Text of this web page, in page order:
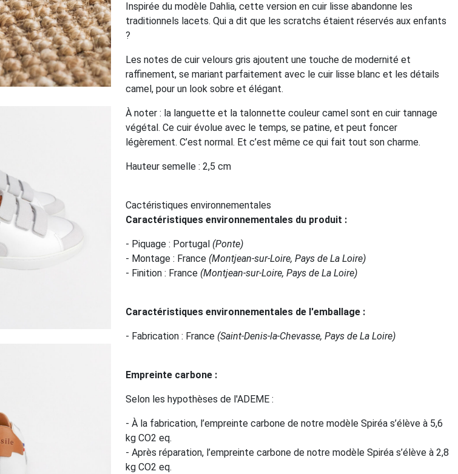
Inspirée du modèle Dahlia, cette version en cuir lisse abandonne les
traditionnels lacets. Qui a dit que les scratchs étaient réservés aux enfants
?
Les notes de cuir velours gris ajoutent une touche de modernité et
raffinement, se mariant parfaitement avec le cuir lisse blanc et les détails
camel, pour un look sobre et élégant.
À noter : la languette et la talonnette couleur camel sont en cuir tannage
végétal. Ce cuir évolue avec le temps, se patine, et peut foncer
légèrement. C’est normal. Et c’est même ce qui fait tout son charme.
Hauteur semelle : 2,5 cm
Cactéristiques environnementales
Caractéristiques environnementales du produit :
- Piquage : Portugal (Ponte)
- Montage : France (Montjean-sur-Loire, Pays de La Loire)
- Finition : France (Montjean-sur-Loire, Pays de La Loire)
Caractéristiques environnementales de l'emballage :
- Fabrication : France (Saint-Denis-la-Chevasse, Pays de La Loire)
Empreinte carbone :
Selon les hypothèses de l'ADEME :
- À la fabrication, l’empreinte carbone de notre modèle Spiréa s’élève à 5,6
kg CO2 eq.
- Après réparation, l’empreinte carbone de notre modèle Spiréa s’élève à 2,8
kg CO2 eq.